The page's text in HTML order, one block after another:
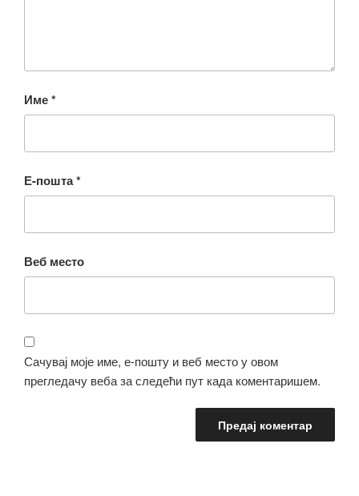
Име*
Е-пошта*
Веб место
Сачувај моје име, е-пошту и веб место у овом
прегледачу веба за следећи пут када коментаришем.